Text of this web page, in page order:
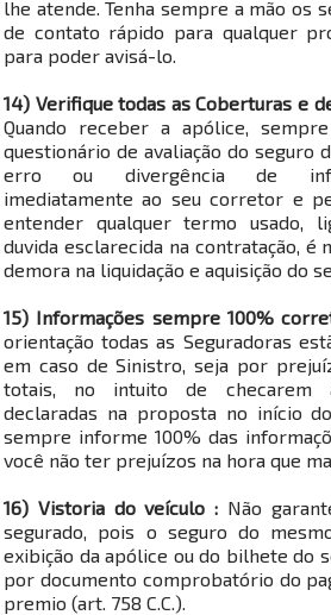
lhe atende. Tenha sempre a mão os
de contato rápido para qualquer
para poder avisá-lo.
14) Verifique todas as Coberturas e
Quando receber a apólice,
questionário de avaliação do seguro
erro ou divergência de
imediatamente ao seu corretor e
entender qualquer termo usado,
duvida esclarecida na contratação, é
demora na liquidação e aquisição do
15) Informações sempre 100%
orientação todas as Seguradoras
em caso de Sinistro, seja por
totais, no intuito de checarem
declaradas na proposta no início
sempre informe 100% das
você não ter prejuízos na hora que
16) Vistoria do veículo : Não
segurado, pois o seguro do
exibição da apólice ou do bilhete do
por documento comprobatório do
premio (art. 758 C.C.).